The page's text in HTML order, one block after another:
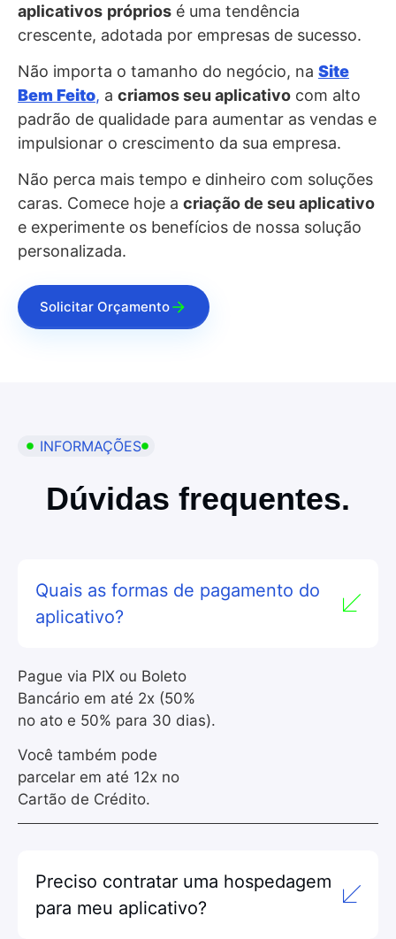
aplicativos próprios é uma tendência
crescente, adotada por empresas de sucesso.
Não importa o tamanho do negócio, na Site
Bem Feito, a criamos seu aplicativo com alto
padrão de qualidade para aumentar as vendas e
impulsionar o crescimento da sua empresa.
Não perca mais tempo e dinheiro com soluções
caras. Comece hoje a criação de seu aplicativo
e experimente os benefícios de nossa solução
personalizada.
Solicitar Orçamento
INFORMAÇÕES
Dúvidas frequentes.
Quais as formas de pagamento do
aplicativo?
Pague via PIX ou Boleto
Bancário em até 2x (50%
no ato e 50% para 30 dias).
Você também pode
parcelar em até 12x no
Cartão de Crédito.
Preciso contratar uma hospedagem
para meu aplicativo?